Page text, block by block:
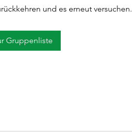
und es erneut versuchen.
Gruppenliste